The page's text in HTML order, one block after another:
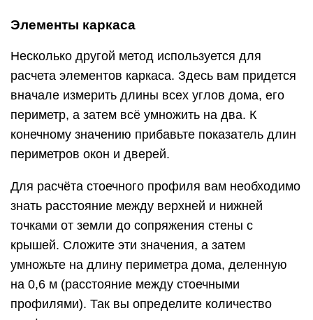
Элементы каркаса
Несколько другой метод используется для
расчета элементов каркаса. Здесь вам придется
вначале измерить длины всех углов дома, его
периметр, а затем всё умножить на два. К
конечному значению прибавьте показатель длин
периметров окон и дверей.
Для расчёта стоечного профиля вам необходимо
знать расстояние между верхней и нижней
точками от земли до сопряжения стены с
крышей. Сложите эти значения, а затем
умножьте на длину периметра дома, деленную
на 0,6 м (расстояние между стоечными
профилями). Так вы определите количество